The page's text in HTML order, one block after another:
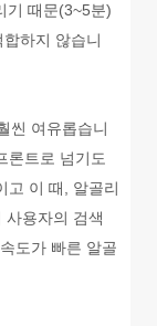
기 때문(3~5분)
하지 않습니
씬 여유롭습니
론트로 넘기도
고 이 때, 알골리
사용자의 검색
도가 빠른 알골